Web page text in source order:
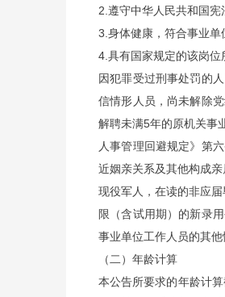
2.遵守中华人民共和国宪
3.身体健康，符合事业单
4.具有国家规定的该岗位
因犯罪受过刑事处罚的
信情形人员，尚未解除
解聘未满5年的原机关事
人事管理回避规定》第
近姻亲关系及其他构成亲
现役军人，在读的非应
限（含试用期）的新录
事业单位工作人员的其他
（二）年龄计算
本公告所要求的年龄计